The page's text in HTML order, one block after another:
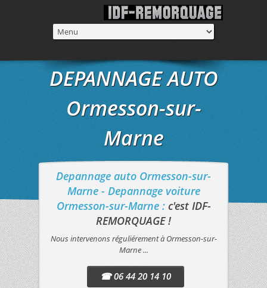
DEPANNAGE AUTO
Ormesson-sur-
Marne
Depannage auto Ormesson-sur-
Marne - Depannage voiture
Ormesson-sur-Marne : c'est IDF-
REMORQUAGE !
Nous intervenons réguliérement à Ormesson-sur-
Marne ...
☎ 06 44 20 14 10